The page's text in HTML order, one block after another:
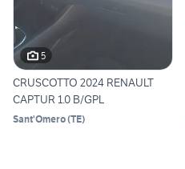
5
CRUSCOTTO 2024 RENAULT
CAPTUR 1.0 B/GPL
Sant'Omero(TE)